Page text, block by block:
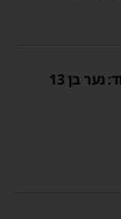
אלימות באשדוד: נער בן 13